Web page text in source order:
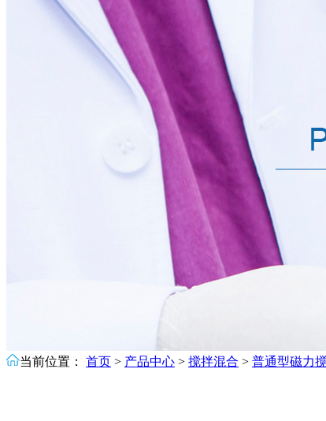
当前位置： 首页 > 产品中心 > 搅拌混合 > 普通型磁力